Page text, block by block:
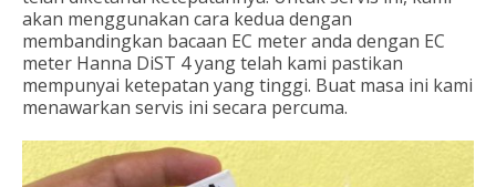
akan menggunakan cara kedua dengan
membandingkan bacaan EC meter anda dengan EC
meter Hanna DiST 4 yang telah kami pastikan
mempunyai ketepatan yang tinggi. Buat masa ini kami
menawarkan servis ini secara percuma.